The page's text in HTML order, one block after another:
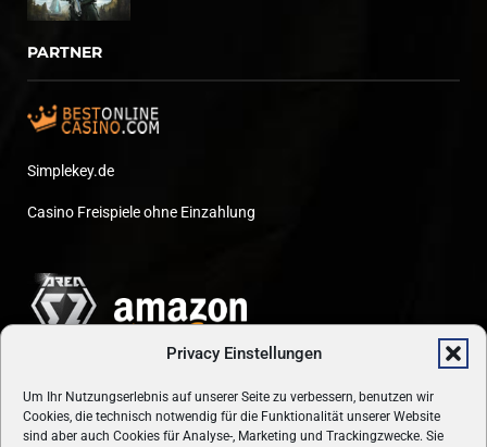
Privacy Einstellungen
Um Ihr Nutzungserlebnis auf unserer Seite zu verbessern, benutzen wir
Cookies, die technisch notwendig für die Funktionalität unserer Website
sind aber auch Cookies für Analyse-, Marketing und Trackingzwecke. Sie
PARTNER
Simplekey.de
Casino Freispiele ohne Einzahlung